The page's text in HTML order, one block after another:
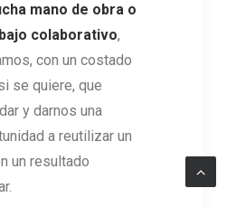
mano de obra o
colaborativo,
con un costado
se quiere, que
y darnos una
a reutilizar un
un resultado